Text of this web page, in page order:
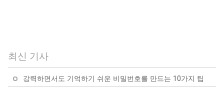
최신 기사
강력하면서도 기억하기 쉬운 비밀번호를 만드는 10가지 팁